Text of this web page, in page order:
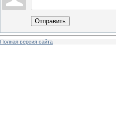
Отправить
Полная версия сайта